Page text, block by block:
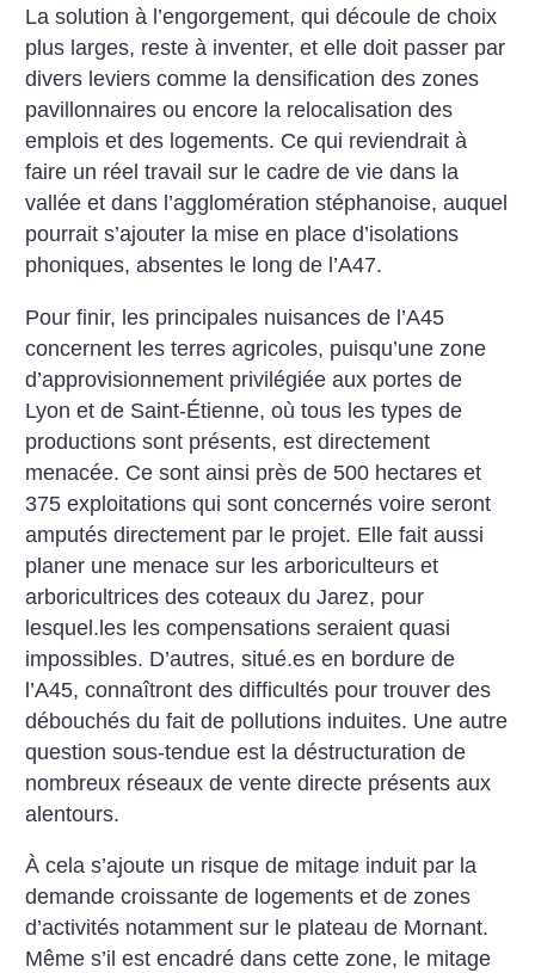
La solution à l’engorgement, qui découle de choix
plus larges, reste à inventer, et elle doit passer par
divers leviers comme la densification des zones
pavillonnaires ou encore la relocalisation des
emplois et des logements. Ce qui reviendrait à
faire un réel travail sur le cadre de vie dans la
vallée et dans l’agglomération stéphanoise, auquel
pourrait s’ajouter la mise en place d’isolations
phoniques, absentes le long de l’A47.
Pour finir, les principales nuisances de l’A45
concernent les terres agricoles, puisqu’une zone
d’approvisionnement privilégiée aux portes de
Lyon et de Saint-Étienne, où tous les types de
productions sont présents, est directement
menacée. Ce sont ainsi près de 500 hectares et
375 exploitations qui sont concernés voire seront
amputés directement par le projet. Elle fait aussi
planer une menace sur les arboriculteurs et
arboricultrices des coteaux du Jarez, pour
lesquel.les les compensations seraient quasi
impossibles. D’autres, situé.es en bordure de
l’A45, connaîtront des difficultés pour trouver des
débouchés du fait de pollutions induites. Une autre
question sous-tendue est la déstructuration de
nombreux réseaux de vente directe présents aux
alentours.
À cela s’ajoute un risque de mitage induit par la
demande croissante de logements et de zones
d’activités notamment sur le plateau de Mornant.
Même s’il est encadré dans cette zone, le mitage